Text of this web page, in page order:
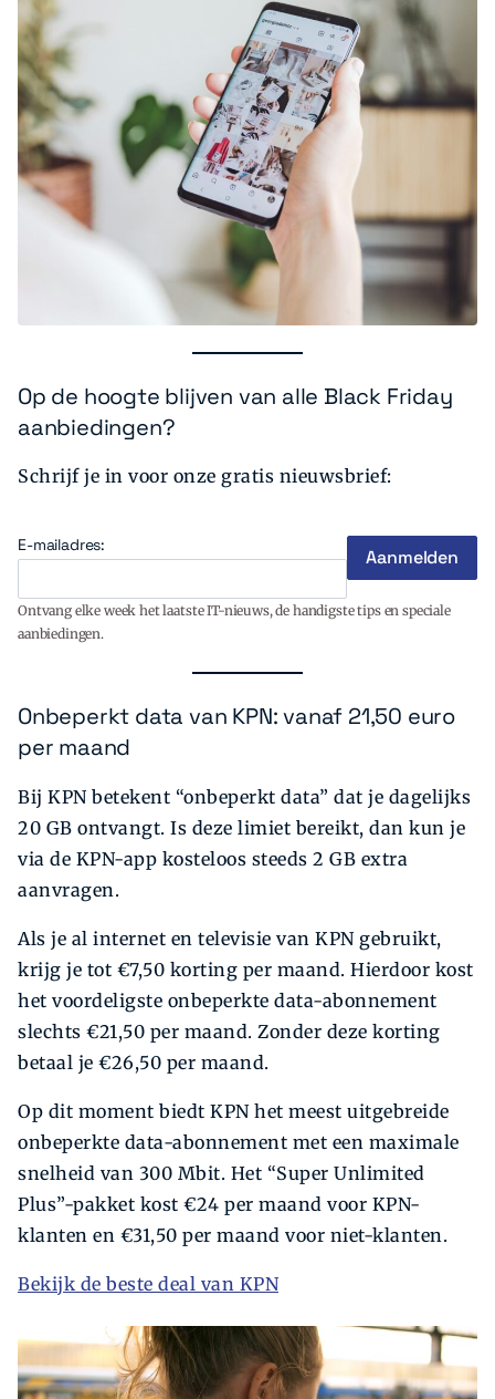
Op de hoogte blijven van alle Black Friday
aanbiedingen?
Schrijf je in voor onze gratis nieuwsbrief:
E-mailadres:
Ontvang elke week het laatste IT-nieuws, de handigste tips en speciale
aanbiedingen.
Onbeperkt data van KPN: vanaf 21,50 euro
per maand
Bij KPN betekent “onbeperkt data” dat je dagelijks
20 GB ontvangt. Is deze limiet bereikt, dan kun je
via de KPN-app kosteloos steeds 2 GB extra
aanvragen.
Als je al internet en televisie van KPN gebruikt,
krijg je tot €7,50 korting per maand. Hierdoor kost
het voordeligste onbeperkte data-abonnement
slechts €21,50 per maand. Zonder deze korting
betaal je €26,50 per maand.
Op dit moment biedt KPN het meest uitgebreide
onbeperkte data-abonnement met een maximale
snelheid van 300 Mbit. Het “Super Unlimited
Plus”-pakket kost €24 per maand voor KPN-
klanten en €31,50 per maand voor niet-klanten.
Bekijk de beste deal van KPN